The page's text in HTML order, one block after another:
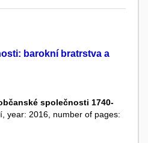
barokní bratrstva a
společnosti 1740-
year: 2016, number of pages: